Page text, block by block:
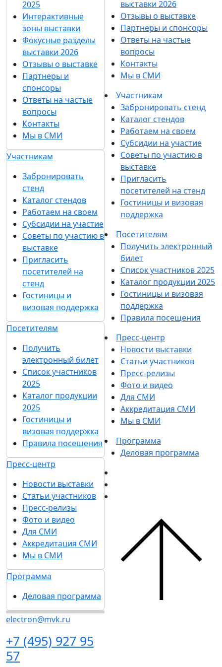
тра
ции
мо
щи
отеч
еств
енн
ых
техн
оло
гий.
Нов
ый
сти
ль
буд
ет
гово
рит
ь о
сме
лос
ти,
усто
вос
ти и
уве
рен
нос
ти,
но
дета
ли
мы
пок
аже
м
бли
же к
выс
е.
час
важ
знат
ь: в
2025
Интерактивные
зоны выставки
Фокусные разделы
выставки 2026
Отзывы о выставке
Партнеры и
спонсоры
Ответы на частые
вопросы
Контакты
Мы в СМИ
Участникам
Забронировать
стенд
Каталог стендов
Работаем на своем
Субсидии на участие
Советы по участию в
выставке
Пригласить
посетителей на
стенд
Гостиницы и
визовая поддержка
Посетителям
Получить
электронный билет
Список участников
2025
Каталог продукции
2025
Гостиницы и
визовая поддержка
Правила посещения
Пресс-центр
Новости выставки
Статьи участников
Пресс-релизы
Фото и видео
Для СМИ
Аккредитация СМИ
Мы в СМИ
Программа
Деловая программа
electron@mvk.ru
+7 (495) 927 95
57
выставки 2026
Отзывы о выставке
Партнеры и спонсоры
Ответы на частые
вопросы
Контакты
Мы в СМИ
Участникам
Забронировать стенд
Каталог стендов
Работаем на своем
Субсидии на участие
Советы по участию в
выставке
Пригласить
посетителей на стенд
Гостиницы и визовая
поддержка
Посетителям
Получить электронный
билет
Список участников 2025
Каталог продукции 2025
Гостиницы и визовая
поддержка
Правила посещения
Пресс-центр
Новости выставки
Статьи участников
Пресс-релизы
Фото и видео
Для СМИ
Аккредитация СМИ
Мы в СМИ
Программа
Деловая программа